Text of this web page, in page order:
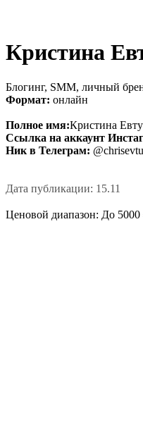
Кристина
Блогинг, SMM, личный
Формат: онлайн
Полное имя:Кристина
Ссылка на аккаунт
Ник в Телеграм:
Дата публикации: 15.11
Ценовой диапазон: До 5000